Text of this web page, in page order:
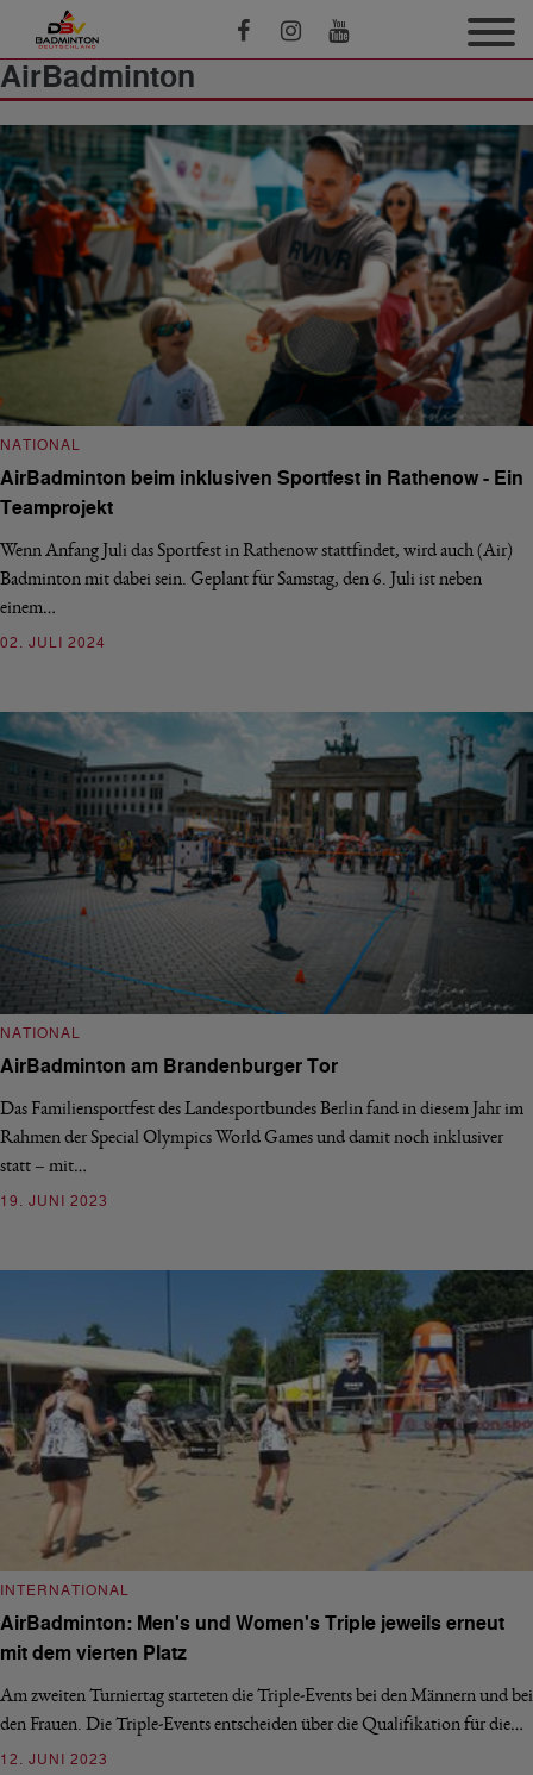
AirBadminton
NATIONAL
AirBadminton beim inklusiven Sportfest in Rathenow - Ein
Teamprojekt
Wenn Anfang Juli das Sportfest in Rathenow stattfindet, wird auch (Air)
Badminton mit dabei sein. Geplant für Samstag, den 6. Juli ist neben
einem…
02. JULI 2024
NATIONAL
AirBadminton am Brandenburger Tor
Das Familiensportfest des Landesportbundes Berlin fand in diesem Jahr im
Rahmen der Special Olympics World Games und damit noch inklusiver
statt – mit…
19. JUNI 2023
INTERNATIONAL
AirBadminton: Men's und Women's Triple jeweils erneut
mit dem vierten Platz
Am zweiten Turniertag starteten die Triple-Events bei den Männern und bei
den Frauen. Die Triple-Events entscheiden über die Qualifikation für die…
12. JUNI 2023